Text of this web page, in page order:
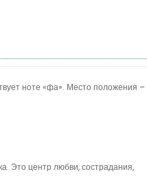
ноте «фа». Место положения –
Это центр любви, сострадания,